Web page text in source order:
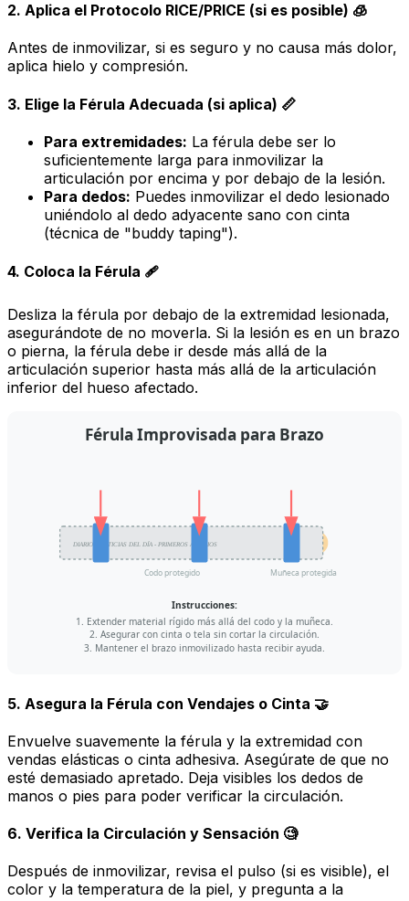
2. Aplica el Protocolo RICE/PRICE (si es posible) 🧊
Antes de inmovilizar, si es seguro y no causa más dolor,
aplica hielo y compresión.
3. Elige la Férula Adecuada (si aplica) 📏
Para extremidades: La férula debe ser lo
suficientemente larga para inmovilizar la
articulación por encima y por debajo de la lesión.
Para dedos: Puedes inmovilizar el dedo lesionado
uniéndolo al dedo adyacente sano con cinta
(técnica de "buddy taping").
4. Coloca la Férula 🩹
Desliza la férula por debajo de la extremidad lesionada,
asegurándote de no moverla. Si la lesión es en un brazo
o pierna, la férula debe ir desde más allá de la
articulación superior hasta más allá de la articulación
inferior del hueso afectado.
Férula Improvisada para Brazo
DIARIO - NOTICIAS DEL DÍA - PRIMEROS AUXILIOS
Instrucciones:
1. Extender material rígido más allá del codo y la muñeca.
2. Asegurar con cinta o tela sin cortar la circulación.
3. Mantener el brazo inmovilizado hasta recibir ayuda.
Codo protegido Muñeca protegida
5. Asegura la Férula con Vendajes o Cinta 🤝
Envuelve suavemente la férula y la extremidad con
vendas elásticas o cinta adhesiva. Asegúrate de que no
esté demasiado apretado. Deja visibles los dedos de
manos o pies para poder verificar la circulación.
6. Verifica la Circulación y Sensación 🧐
Después de inmovilizar, revisa el pulso (si es visible), el
color y la temperatura de la piel, y pregunta a la